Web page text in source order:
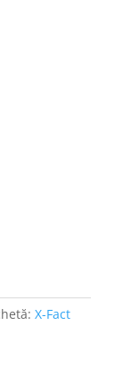
X-Fact